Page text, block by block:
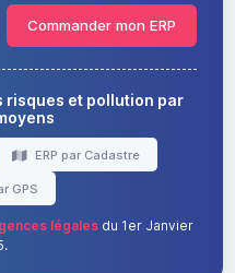
Commander mon ERP
risques et pollution par
ERP par Cadastre
GPS
légalesdu 1er Janvier